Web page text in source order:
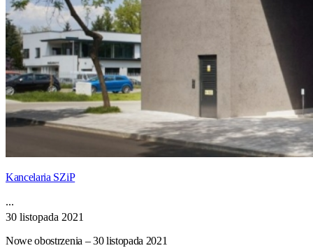
Kancelaria SZiP
...
30 listopada 2021
Nowe obostrzenia – 30 listopada 2021